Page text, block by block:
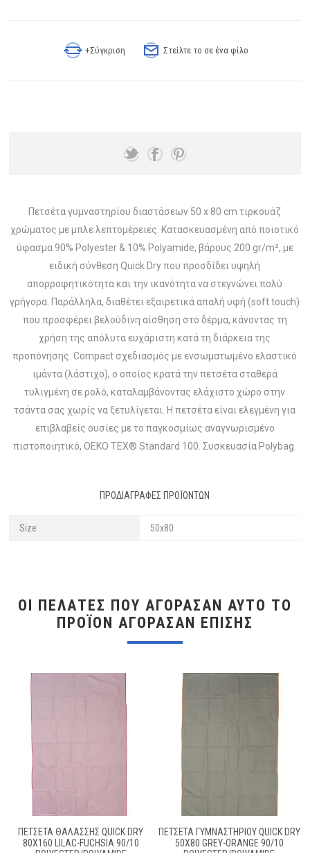
+Σύγκριση Στείλτε το σε ένα φίλο
Πετσέτα γυμναστηρίου διαστάσεων 50 x 80 cm τιρκουάζ
χρώματος με μπλε λεπτομέρειες. Κατασκευασμένη από ποιοτικό
ύφασμα 90% Polyester & 10% Polyamide, βάρους 200 gr/m², με
ειδική σύνθεση Quick Dry που προσδίδει υψηλή
απορροφητικότητα και την ικανότητα να στεγνώνει πολύ
γρήγορα. Παράλληλα, διαθέτει εξαιρετικά απαλή υφή (soft touch)
που προσφέρει βελούδινη αίσθηση στο δέρμα, κάνοντας τη
χρήση της απόλυτα ευχάριστη κατά τη διάρκεια της
προπόνησης. Compact σχεδιασμός με ενσωματωμένο ελαστικό
ιμάντα (λάστιχο), ο οποίος κρατά την πετσέτα σταθερά
τυλιγμένη σε ρολό, καταλαμβάνοντας ελάχιστο χώρο στην
τσάντα σας χωρίς να ξετυλίγεται. Η πετσέτα είναι ελεγμένη για
επιβλαβείς ουσίες με το παγκοσμίως αναγνωρισμένο
πιστοποιητικό, OEKO TEX® Standard 100. Συσκευασία Polybag.
ΠΡΟΔΙΑΓΡΑΦΈΣ ΠΡΟΪΌΝΤΩΝ
Size 50x80
ΟΙ ΠΕΛΆΤΕΣ ΠΟΥ ΑΓΌΡΑΣΑΝ ΑΥΤΌ ΤΟ
ΠΡΟΪΌΝ ΑΓΌΡΑΣΑΝ ΕΠΊΣΗΣ
ΠΕΤΣΈΤΑ ΘΑΛΆΣΣΗΣ QUICK DRY
80X160 LILAC-FUCHSIA 90/10
POLYESTER/POLYAMIDE
ΠΕΤΣΈΤΑ ΓΥΜΝΑΣΤΗΡΊΟΥ QUICK DRY
50X80 GREY-ORANGE 90/10
POLYESTER/POLYAMIDE